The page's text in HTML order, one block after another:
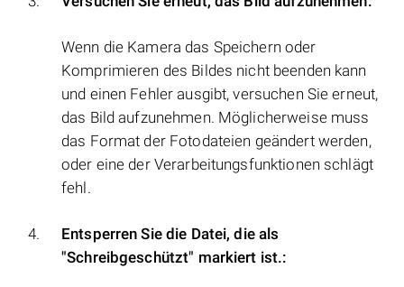
Wenn die Kamera das Speichern oder
Komprimieren des Bildes nicht beenden kann
und einen Fehler ausgibt, versuchen Sie erneut,
das Bild aufzunehmen. Möglicherweise muss
das Format der Fotodateien geändert werden,
oder eine der Verarbeitungsfunktionen schlägt
fehl.
Entsperren Sie die Datei, die als
"Schreibgeschützt" markiert ist.: